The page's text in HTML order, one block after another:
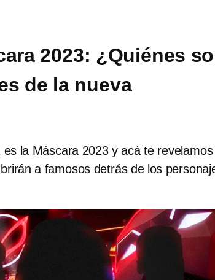
2023: ¿Quiénes
de la nueva
la Máscara 2023 y acá te
a famosos detrás de los